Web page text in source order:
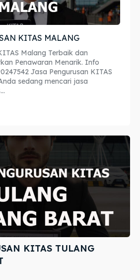
KITAS MALANG
Malang Terbaik dan
Penawaran Menarik. Info
KITAS
sedang mencari jasa
KITAS TULANG